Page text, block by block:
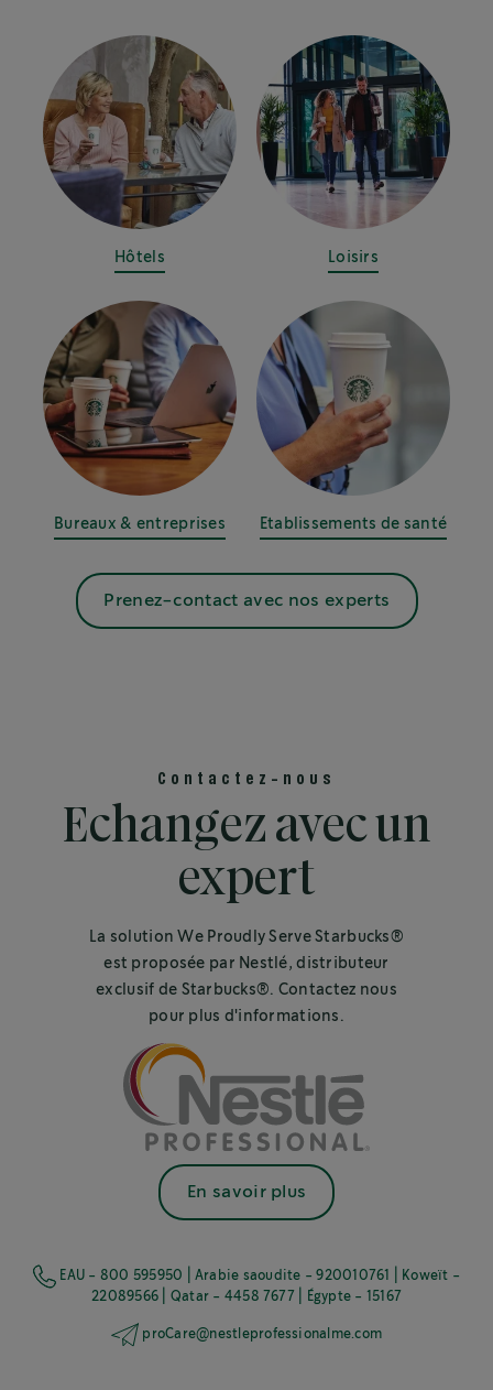
Hôtels Loisirs
Bureaux & entreprises Etablissements de santé
Prenez-contact avec nos experts
Contactez-nous
Echangez avec un
expert
La solution We Proudly Serve Starbucks®
est proposée par Nestlé, distributeur
exclusif de Starbucks®. Contactez nous
pour plus d'informations.
En savoir plus
EAU - 800 595950 | Arabie saoudite - 920010761 | Koweït -
22089566 | Qatar - 4458 7677 | Égypte - 15167
proCare@nestleprofessionalme.com